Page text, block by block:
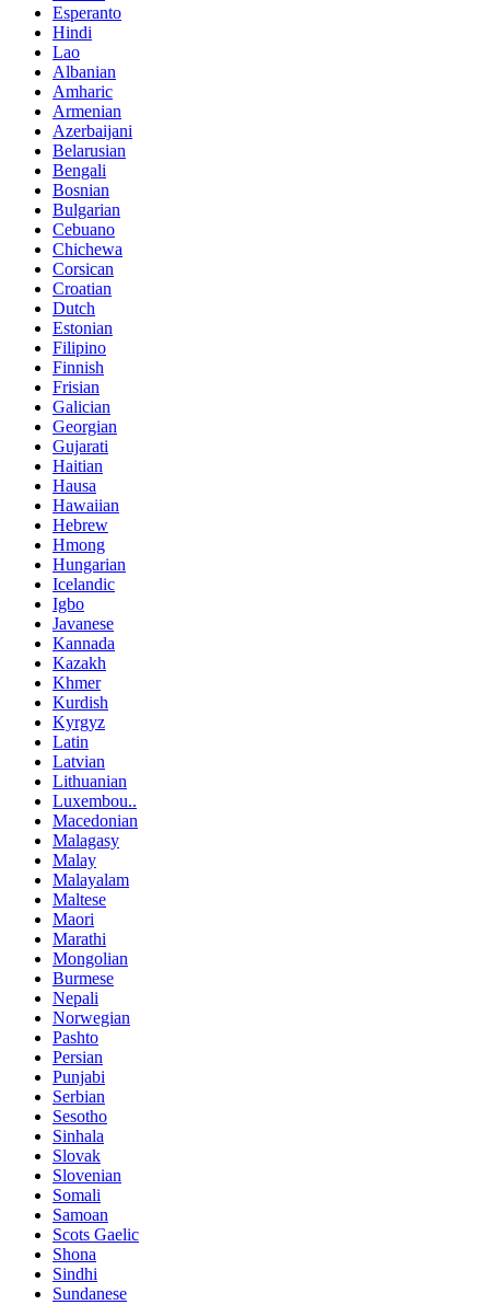
Esperanto
Hindi
Lao
Albanian
Amharic
Armenian
Azerbaijani
Belarusian
Bengali
Bosnian
Bulgarian
Cebuano
Chichewa
Corsican
Croatian
Dutch
Estonian
Filipino
Finnish
Frisian
Galician
Georgian
Gujarati
Haitian
Hausa
Hawaiian
Hebrew
Hmong
Hungarian
Icelandic
Igbo
Javanese
Kannada
Kazakh
Khmer
Kurdish
Kyrgyz
Latin
Latvian
Lithuanian
Luxembou..
Macedonian
Malagasy
Malay
Malayalam
Maltese
Maori
Marathi
Mongolian
Burmese
Nepali
Norwegian
Pashto
Persian
Punjabi
Serbian
Sesotho
Sinhala
Slovak
Slovenian
Somali
Samoan
Scots Gaelic
Shona
Sindhi
Sundanese